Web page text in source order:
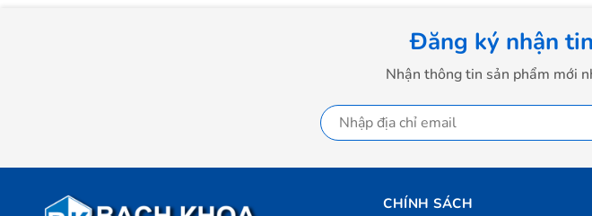
Đăng ký nhận
Nhận thông tin sản phẩm mới
CHÍNH SÁCH